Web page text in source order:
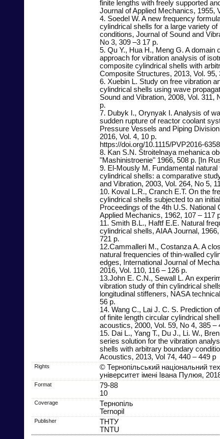
finite lengths with freely supported
Journal of Applied Mechanics, 1955,
4. Soedel W. A new frequency
cylindrical shells for a large variety of
conditions, Journal of Sound and
No 3, 309 –3 17 p.
5. Qu Y., Hua H., Meng G. A domain
approach for vibration analysis of
composite cylindrical shells with
Composite Structures, 2013, Vol. 95,
6. Xuebin L. Study on free vibration
cylindrical shells using wave
Sound and Vibration, 2008, Vol. 311,
p.
7. Dubyk I., Orynyak I. Analysis of
sudden rupture of reactor coolant
Pressure Vessels and Piping
2016, Vol. 4, 10 p.
https://doi.org/10.1115/PVP2016-
8. Kan S.N. Stroitelnaya mehanica
"Mashinistroenie" 1966, 508 p. [In
9. El-Mously M. Fundamental natural
cylindrical shells: a comparative
and Vibration, 2003, Vol. 264, No 5,
10. Koval L.R., Cranch E.T. On the
cylindrical shells subjected to an
Proceedings of the 4th U.S. National
Applied Mechanics, 1962, 107 – 117
11. Smith B.L., Haftf E.E. Natural
cylindrical shells, AIAA Journal,
721 p.
12.Cammalleri M., Costanza A. A
natural frequencies of thin-walled
edges, International Journal of
2016, Vol. 110, 116 – 126 p.
13.John E. C.N., Sewall L. An
vibration study of thin cylindrical
longitudinal stiffeners, NASA
56 p.
14. Wang C., Lai J. C. S. Prediction
of finite length circular cylindrical
acoustics, 2000, Vol. 59, No 4, 385 –
15. Dai L., Yang T., Du J., Li. W.,
series solution for the vibration
shells with arbitrary boundary
Acoustics, 2013, Vol 74, 440 – 449 p
Rights
© Тернопільський національний
університет імені Івана Пулюя,
Format
79-88
10
Coverage
Тернопіль
Ternopil
Publisher
ТНТУ
TNTU